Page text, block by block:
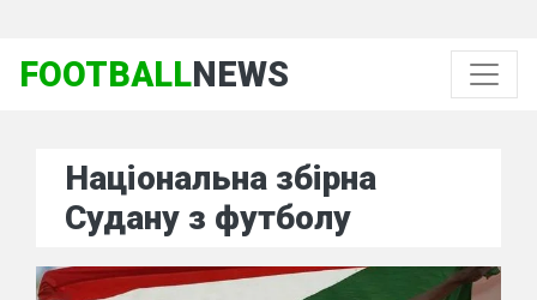
FOOTBALLNEWS
Національна збірна
Судану з футболу